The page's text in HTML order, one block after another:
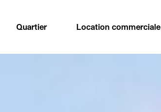
Quartier Location commerciale